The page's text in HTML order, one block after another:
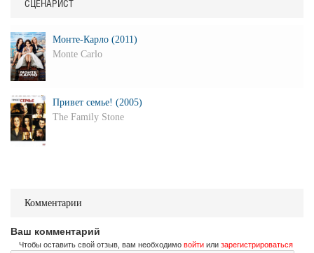
СЦЕНАРИСТ
Монте-Карло (2011)
Monte Carlo
Привет семье! (2005)
The Family Stone
Комментарии
Ваш комментарий
Чтобы оставить свой отзыв, вам необходимо войти или зарегистрироваться